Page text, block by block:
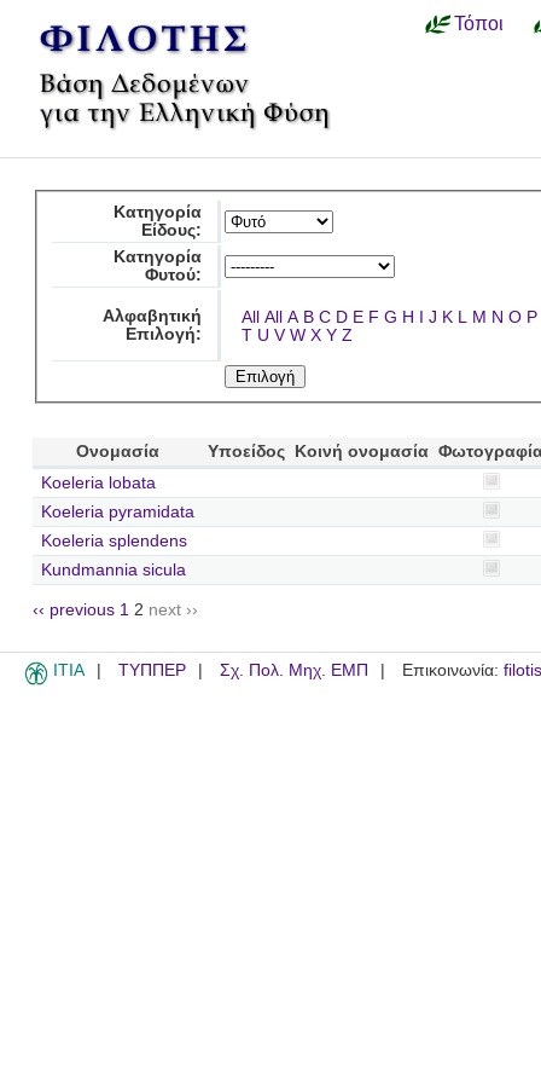
Τόποι
Κατηγορία
Είδους:
Κατηγορία
Φυτού:
Αλφαβητική
Επιλογή:
All All A B C D E F G H I J K L M N O P
T U V W X Y Z
Ονομασία Υποείδος Κοινή ονομασία
Koeleria lobata
Koeleria pyramidata
Koeleria splendens
Kundmannia sicula
‹‹ previous 1 2 next ››
ITIA ΤΥΠΠΕΡ Σχ. Πολ. Μηχ. ΕΜΠ Επικοινωνία: